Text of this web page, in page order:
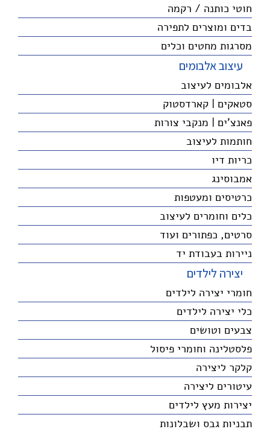
חוטי כותנה / רקמה
בדים ומוצרים לתפירה
מסרגות מחטים וכלים
עיצוב אלבומים
אלבומים לעיצוב
סטאקים | קארדסטוק
פאנצ'ים | מנקבי צורות
חותמות לעיצוב
כריות דיו
אמבוסינג
כרטיסים ומעטפות
כלים וחומרים לעיצוב
סרטים, כפתורים ועוד
ניירות בעבודת יד
יצירה לילדים
חומרי יצירה לילדים
כלי יצירה לילדים
צבעים וטושים
פלסטלינה וחומרי פיסול
קלקר ליצירה
עיטורים ליצירה
יצירות מעץ לילדים
תבניות גבס ושבלונות